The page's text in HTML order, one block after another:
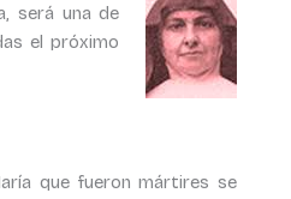
será una de
el próximo
que fueron mártires se